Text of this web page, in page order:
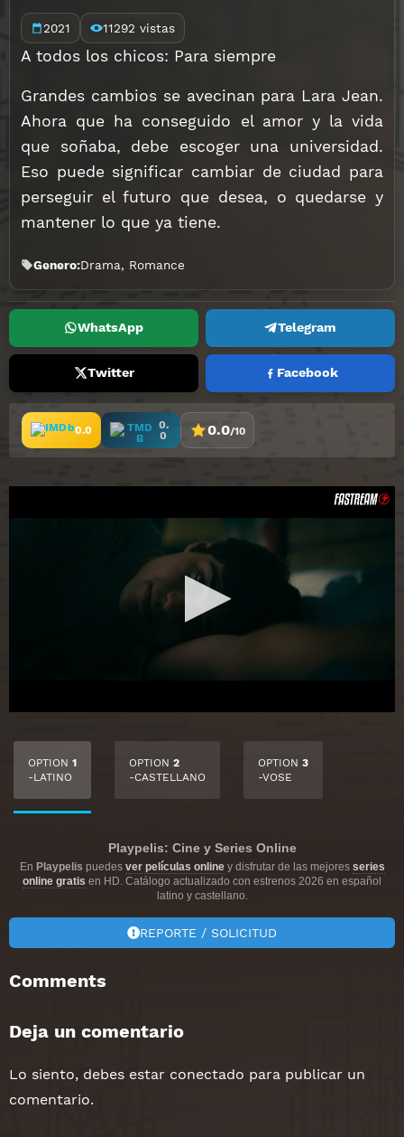
2021 11292 vistas
A todos los chicos: Para siempre
Grandes cambios se avecinan para Lara Jean.
Ahora que ha conseguido el amor y la vida
que soñaba, debe escoger una universidad.
Eso puede significar cambiar de ciudad para
perseguir el futuro que desea, o quedarse y
mantener lo que ya tiene.
Genero:Drama, Romance
WhatsApp Telegram
Twitter Facebook
0.0
0.
0
0.0/10
OPTION 1
-LATINO
OPTION 2
-CASTELLANO
OPTION 3
-VOSE
Playpelis: Cine y Series Online
En Playpelis puedes ver películas onliney disfrutar de las mejores series
online gratis en HD. Catálogo actualizado con estrenos 2026 en español
latino y castellano.
REPORTE / SOLICITUD
Comments
Deja un comentario
Lo siento, debes estar conectado para publicar un
comentario.